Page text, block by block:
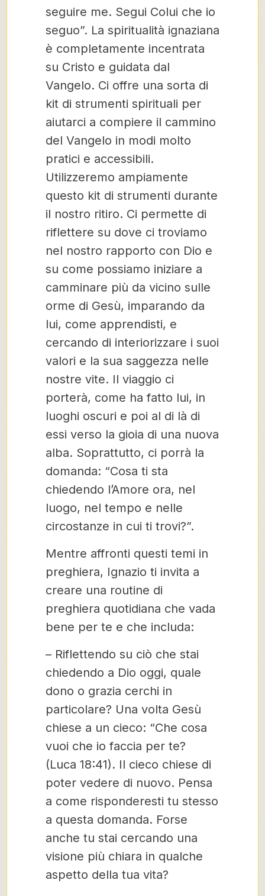
seguire me. Segui Colui che io
seguo”. La spiritualità ignaziana
è completamente incentrata
su Cristo e guidata dal
Vangelo. Ci offre una sorta di
kit di strumenti spirituali per
aiutarci a compiere il cammino
del Vangelo in modi molto
pratici e accessibili.
Utilizzeremo ampiamente
questo kit di strumenti durante
il nostro ritiro. Ci permette di
riflettere su dove ci troviamo
nel nostro rapporto con Dio e
su come possiamo iniziare a
camminare più da vicino sulle
orme di Gesù, imparando da
lui, come apprendisti, e
cercando di interiorizzare i suoi
valori e la sua saggezza nelle
nostre vite. Il viaggio ci
porterà, come ha fatto lui, in
luoghi oscuri e poi al di là di
essi verso la gioia di una nuova
alba. Soprattutto, ci porrà la
domanda: “Cosa ti sta
chiedendo l’Amore ora, nel
luogo, nel tempo e nelle
circostanze in cui ti trovi?”.
Mentre affronti questi temi in
preghiera, Ignazio ti invita a
creare una routine di
preghiera quotidiana che vada
bene per te e che includa:
– Riflettendo su ciò che stai
chiedendo a Dio oggi, quale
dono o grazia cerchi in
particolare? Una volta Gesù
chiese a un cieco: “Che cosa
vuoi che io faccia per te?
(Luca 18:41). Il cieco chiese di
poter vedere di nuovo. Pensa
a come risponderesti tu stesso
a questa domanda. Forse
anche tu stai cercando una
visione più chiara in qualche
aspetto della tua vita?